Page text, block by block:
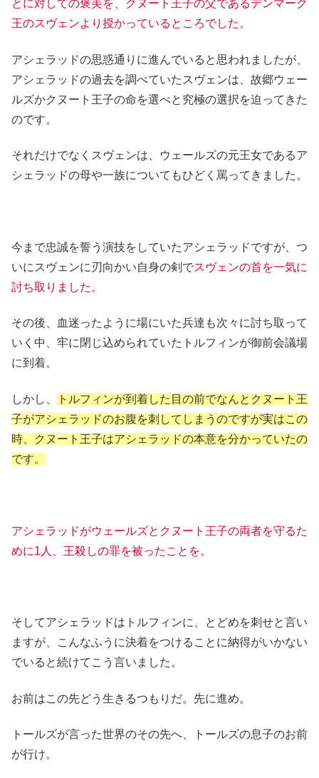
とに対しての褒美を、クヌート王子の父であるデンマーク
王のスヴェンより授かっているところでした。
アシェラッドの思惑通りに進んでいると思われましたが、
アシェラッドの過去を調べていたスヴェンは、故郷ウェー
ルズかクヌート王子の命を選べと究極の選択を迫ってきた
のです。
それだけでなくスヴェンは、ウェールズの元王女であるア
シェラッドの母や一族についてもひどく罵ってきました。
今まで忠誠を誓う演技をしていたアシェラッドですが、つ
いにスヴェンに刃向かい自身の剣でスヴェンの首を一気に
討ち取りました。
その後、血迷ったように場にいた兵達も次々に討ち取って
いく中、牢に閉じ込められていたトルフィンが御前会議場
に到着。
しかし、
トルフィンが到着した目の前でなんとクヌート王
子がアシェラッドのお腹を刺してしまうのですが実はこの
時、クヌート王子はアシェラッドの本意を分かっていたの
です。
アシェラッドがウェールズとクヌート王子の両者を守るた
めに1人、王殺しの罪を被ったことを。
そしてアシェラッドはトルフィンに、とどめを刺せと言い
ますが、こんなふうに決着をつけることに納得がいかない
でいると続けてこう言いました。
お前はこの先どう生きるつもりだ。先に進め。
トールズが言った世界のその先へ、トールズの息子のお前
が行け。